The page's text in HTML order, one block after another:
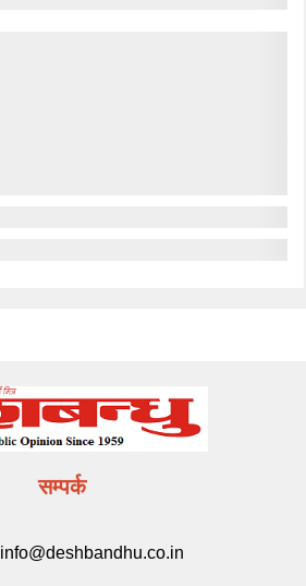
सम्पर्क
info@deshbandhu.co.in